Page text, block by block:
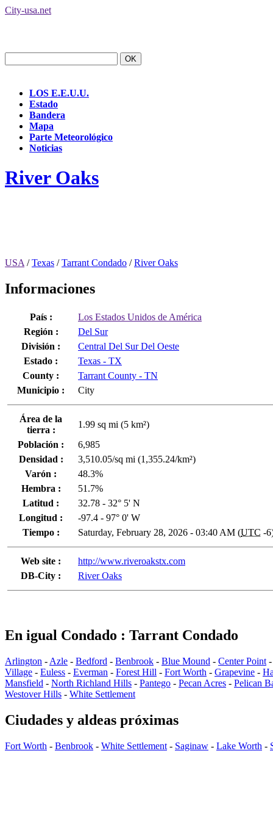
City-usa.net
LOS E.E.U.U.
Estado
Bandera
Mapa
Parte Meteorológico
Noticias
River Oaks
USA /Texas /Tarrant Condado /River Oaks
Informaciones
País :
Los Estados Unidos de América
Región :
Del Sur
División :
Central Del Sur Del Oeste
Estado :
Texas - TX
County :
Tarrant County - TN
Municipio :
City
Área de la
tierra :
1.99 sq mi (5 km²)
Población :
6,985
Densidad :
3,510.05/sq mi (1,355.24/km²)
Varón :
48.3%
Hembra :
51.7%
Latitud :
32.78 - 32° 5' N
Longitud :
-97.4 - 97° 0' W
Tiempo :
Saturday, February 28, 2026 - 03:40 AM (UTC -
Web site :
http://www.riveroakstx.com
DB-City :
River Oaks
En igual Condado : Tarrant Condado
Arlington - Azle - Bedford - Benbrook - Blue Mound - Center Point
Village - Euless - Everman - Forest Hill - Fort Worth - Grapevine -
Mansfield - North Richland Hills - Pantego - Pecan Acres - Pelican
Westover Hills - White Settlement
Ciudades y aldeas próximas
Fort Worth - Benbrook - White Settlement - Saginaw - Lake Worth -